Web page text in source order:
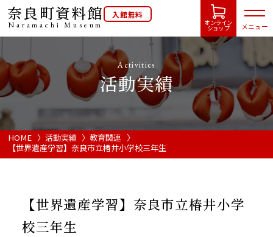
奈良町資料館
NaramachiMuseum
入館無料
オンライン
ショップ メニュー
HOME
開館カレンダー
ご利用案内
Activities
活動実績
HOME 活動実績
教育関連
【世界遺産学習】奈良市立椿井小学校三年生
【世界遺産学習】奈良市立椿井小学
校三年生